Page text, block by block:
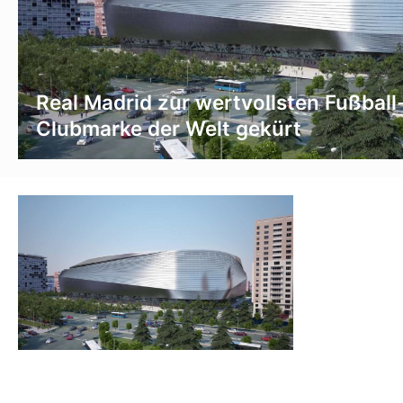
Real Madrid zur wertvollsten
Clubmarke der Welt gekürt